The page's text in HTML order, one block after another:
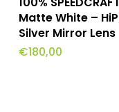
Winkelwagen
Matte White –
Silver Mirror Lens
€180,00